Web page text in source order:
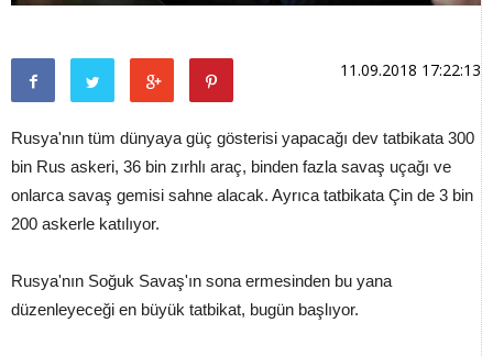
11.09.2018 17:22:13
Rusya'nın tüm dünyaya güç gösterisi yapacağı dev tatbikata 300
bin Rus askeri, 36 bin zırhlı araç, binden fazla savaş uçağı ve
onlarca savaş gemisi sahne alacak. Ayrıca tatbikata Çin de 3 bin
200 askerle katılıyor.
Rusya'nın Soğuk Savaş'ın sona ermesinden bu yana
düzenleyeceği en büyük tatbikat, bugün başlıyor.